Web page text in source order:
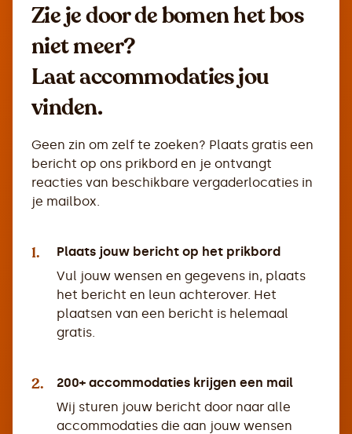
Zie je door de bomen het bos
niet meer?
Laat accommodaties jou
vinden.
Geen zin om zelf te zoeken? Plaats gratis een
bericht op ons prikbord en je ontvangt
reacties van beschikbare vergaderlocaties in
je mailbox.
1.
Plaats jouw bericht op het prikbord
Vul jouw wensen en gegevens in, plaats
het bericht en leun achterover. Het
plaatsen van een bericht is helemaal
gratis.
2.
200+ accommodaties krijgen een mail
Wij sturen jouw bericht door naar alle
accommodaties die aan jouw wensen